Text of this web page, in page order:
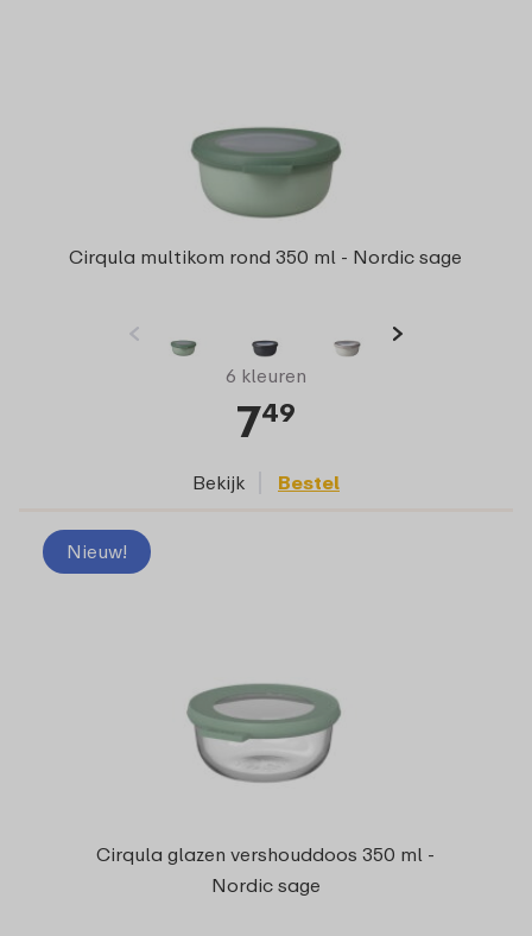
Cirqula multikom rond 350 ml - Nordic sage
6 kleuren
749
Bekijk Bestel
Nieuw!
Cirqula glazen vershouddoos 350 ml -
Nordic sage